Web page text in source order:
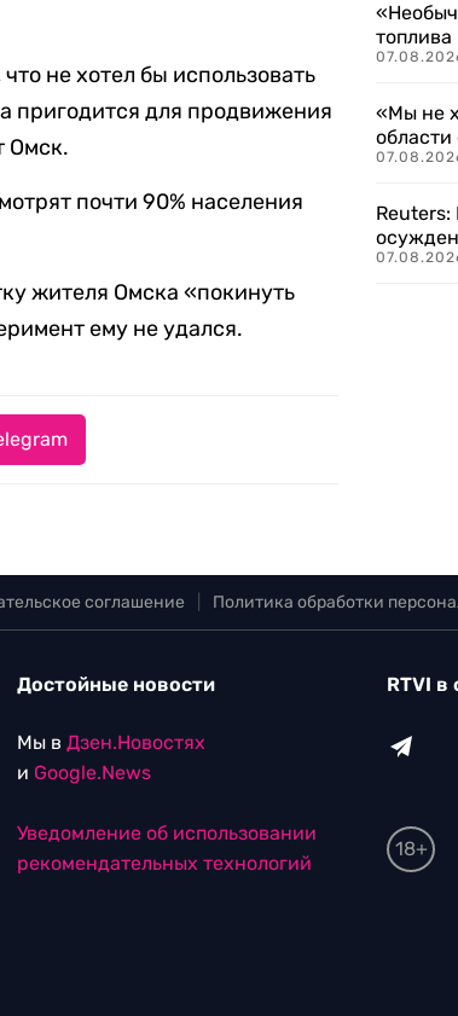
что не хотел бы использовать
пригодится для продвижения
Омск.
почти 90% населения
жителя Омска «покинуть
ему не удался.
«Мы не
Reuters:
соглашение Политика обработки
Достойные новости
Мы в Дзен.Новостях
и Google.News
Уведомление об использовании
рекомендательных технологий
RTVI в
18+